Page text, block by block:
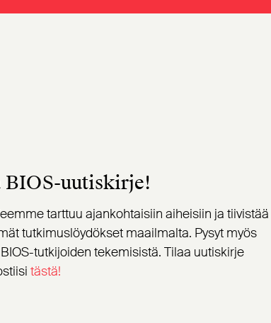
BIOS-uutiskirje!
tarttuu ajankohtaisiin aiheisiin ja tiivistää
tutkimuslöydökset maailmalta. Pysyt myös
tutkijoiden tekemisistä. Tilaa uutiskirje
tästä!